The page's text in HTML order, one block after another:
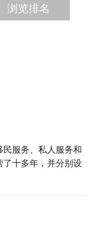
浏览排名
服务、私人服务和
十多年，并分别设